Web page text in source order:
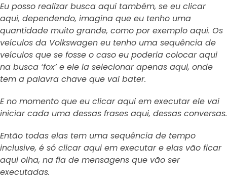
Eu posso realizar busca aqui também, se eu clicar
aqui, dependendo, imagina que eu tenho uma
quantidade muito grande, como por exemplo aqui. Os
veículos da Volkswagen eu tenho uma sequência de
veículos que se fosse o caso eu poderia colocar aqui
na busca ‘fox’ e ele ia selecionar apenas aqui, onde
tem a palavra chave que vai bater.
E no momento que eu clicar aqui em executar ele vai
iniciar cada uma dessas frases aqui, dessas conversas.
Então todas elas tem uma sequência de tempo
inclusive, é só clicar aqui em executar e elas vão ficar
aqui olha, na fia de mensagens que vão ser
executadas.